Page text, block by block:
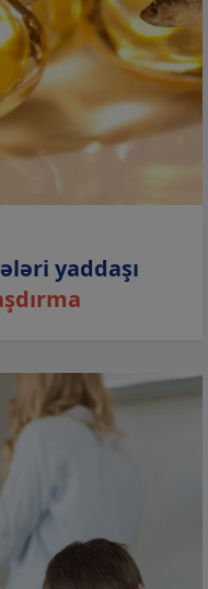
yaddaşı